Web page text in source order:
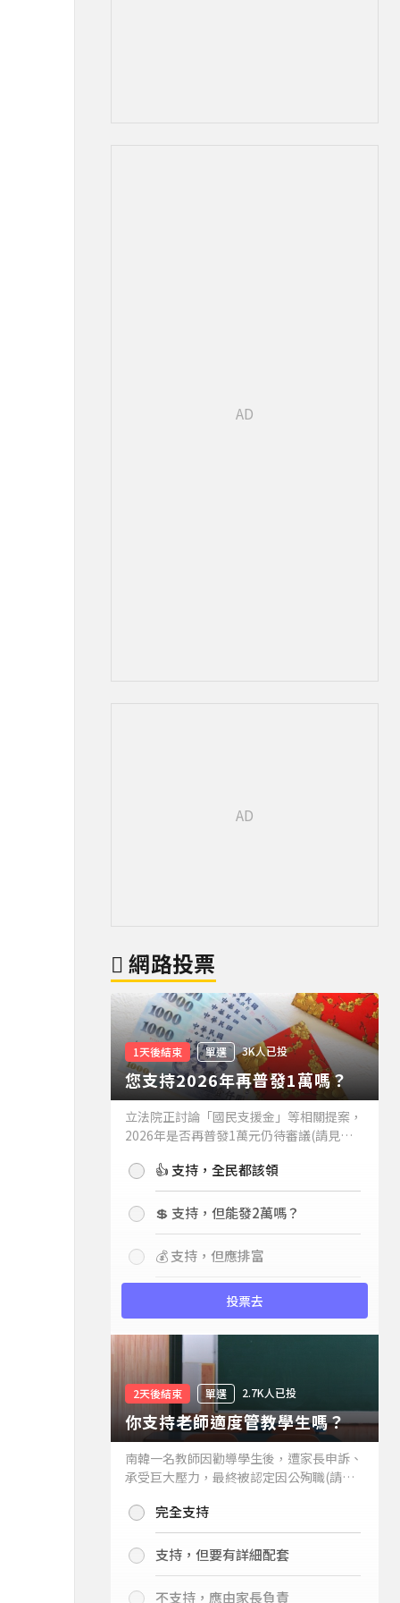
網路投票
1天後結束 單選 3K人已投
您支持2026年再普發1萬嗎？
立法院正討論「國民支援金」等相關提案，
2026年是否再普發1萬元仍待審議(請見下
持嗎？👍 支持，全民都該領
💲 支持，但能發2萬嗎？
💰 支持，但應排富
投票去
2天後結束 單選 2.7K人已投
你支持老師適度管教學生嗎？
南韓一名教師因勸導學生後，遭家長申訴、
承受巨大壓力，最終被認定因公殉職(請見
你支持老師適度管教學生嗎？
完全支持
支持，但要有詳細配套
不支持，應由家長負責